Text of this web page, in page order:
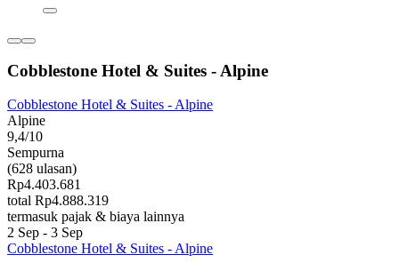
Cobblestone Hotel & Suites - Alpine
Cobblestone Hotel & Suites - Alpine
Alpine
9,4/10
Sempurna
(628 ulasan)
Rp4.403.681
total Rp4.888.319
termasuk pajak & biaya lainnya
2 Sep - 3 Sep
Cobblestone Hotel & Suites - Alpine